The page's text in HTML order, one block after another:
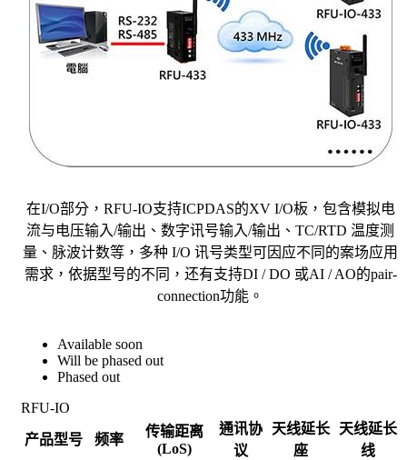
在I/O部分，RFU-IO支持ICPDAS的XV I/O板，包含模拟电
流与电压输入/输出、数字讯号输入/输出、TC/RTD 温度测
量、脉波计数等，多种 I/O 讯号类型可因应不同的案场应用
需求，依据型号的不同，还有支持DI / DO 或AI / AO的pair-
connection功能。
Available soon
Will be phased out
Phased out
RFU-IO
产品型号 频率
传输距离
(LoS)
通讯协
议
天线延长
座
天线延长
线